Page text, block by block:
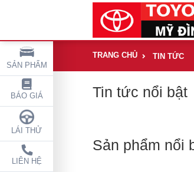
TRANG CHỦ TIN TỨC
Tin tức nổi bật
Sản phẩm nổi
SẢN PHẨM
BÁO GIÁ
LÁI THỬ
LIÊN HỆ